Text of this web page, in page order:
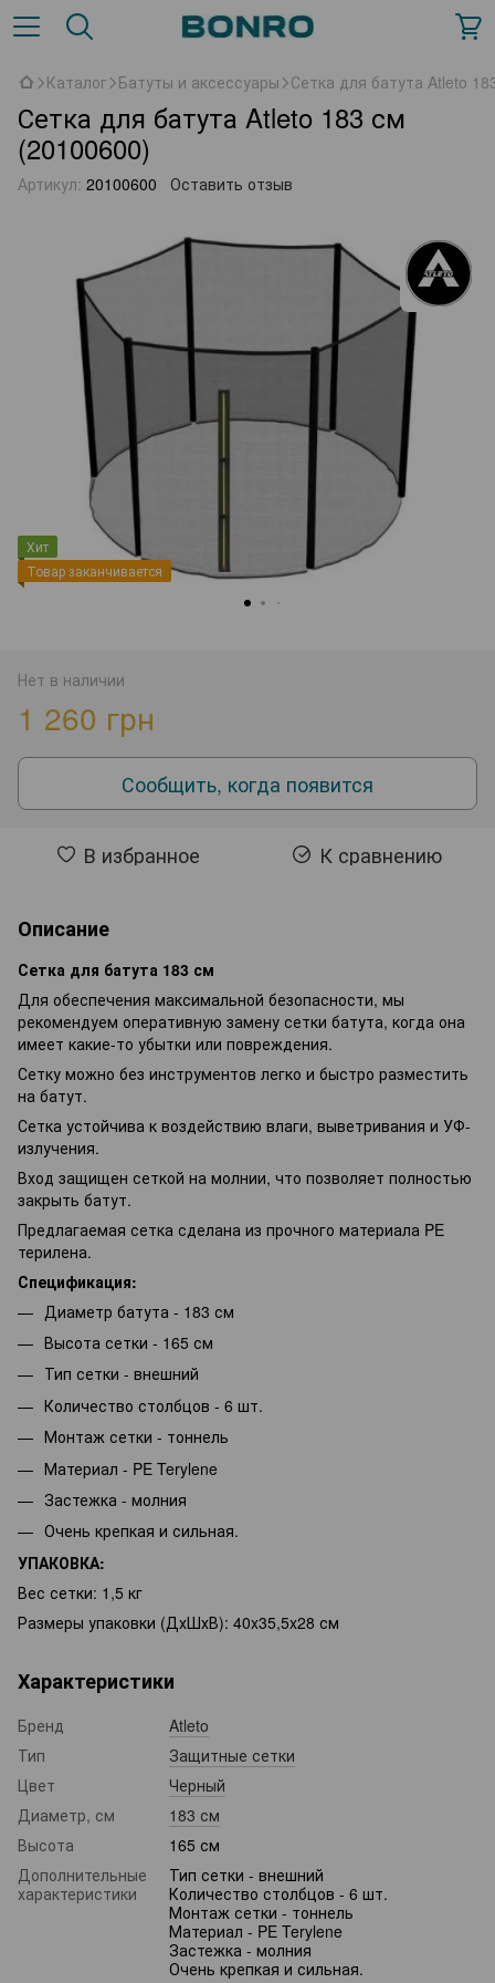
Каталог Батуты и аксессуары Сетка для батута Atleto
Сетка для батута Atleto 183 см
(20100600)
Артикул: 20100600 Оставить отзыв
Хит
Товар заканчивается
Нет в наличии
1 260 грн
Сообщить, когда появится
В избранное К сравнению
Описание
Сетка для батута 183 см
Для обеспечения максимальной безопасности, мы
рекомендуем оперативную замену сетки батута, когда она
имеет какие-то убытки или повреждения.
Сетку можно без инструментов легко и быстро разместить
на батут.
Сетка устойчива к воздействию влаги, выветривания и УФ-
излучения.
Вход защищен сеткой на молнии, что позволяет полностью
закрыть батут.
Предлагаемая сетка сделана из прочного материала PE
терилена.
Спецификация:
Диаметр батута - 183 см
Высота сетки - 165 см
Тип сетки - внешний
Количество столбцов - 6 шт.
Монтаж сетки - тоннель
Материал - PE Terylene
Застежка - молния
Очень крепкая и сильная.
УПАКОВКА:
Вес сетки: 1,5 кг
Размеры упаковки (ДхШхВ): 40x35,5x28 см
Характеристики
Бренд
Atleto
Тип
Защитные сетки
Цвет
Черный
Диаметр, см
183 см
Высота
165 см
Дополнительные
характеристики
Тип сетки - внешний
Количество столбцов - 6 шт.
Монтаж сетки - тоннель
Материал - PE Terylene
Застежка - молния
Очень крепкая и сильная.